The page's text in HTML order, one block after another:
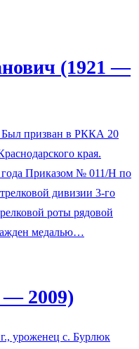
(1921 —
призван в РККА 20
края.
года Приказом № 011/Н по
дивизии 3-го
роты рядовой
медалью…
— 2009)
уроженец с. Бурлюк